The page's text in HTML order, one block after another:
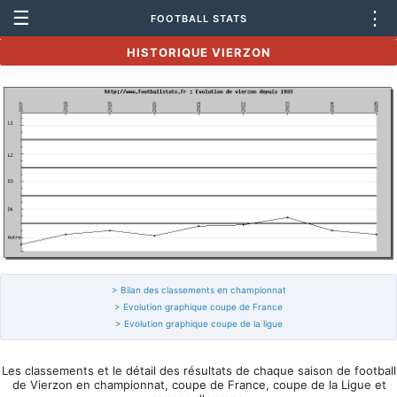
☰ FOOTBALL STATS ⋮
HISTORIQUE VIERZON
> Bilan des classements en championnat
> Evolution graphique coupe de France
> Evolution graphique coupe de la ligue
Les classements et le détail des résultats de chaque saison de football
de Vierzon en championnat, coupe de France, coupe de la Ligue et